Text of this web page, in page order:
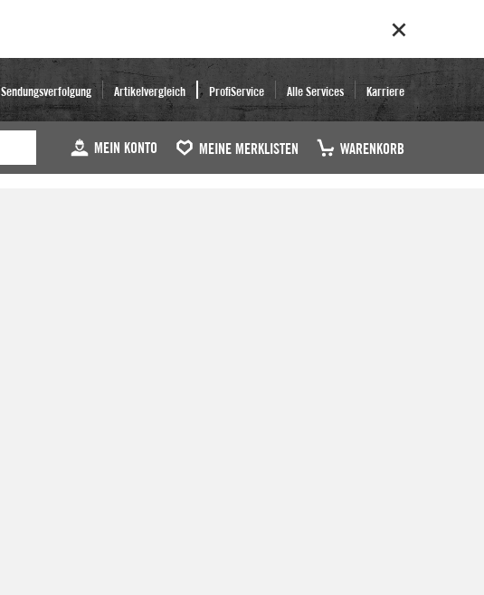
Sendungsverfolgung Artikelvergleich ProfiService Alle Services Karriere
MEIN KONTO MEINE MERKLISTEN WARENKORB